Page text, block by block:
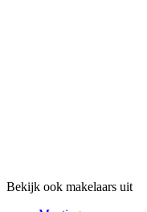
Bekijk ook makelaars uit